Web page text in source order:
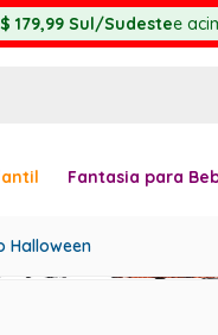
179,99 Sul/Sudestee
Fantasia para
Halloween